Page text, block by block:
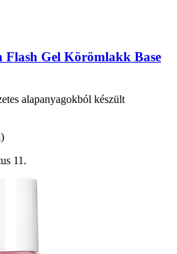
Flash Gel Körömlakk Base
alapanyagokból készült
11.